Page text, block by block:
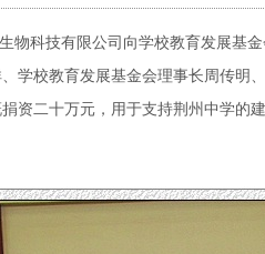
科技有限公司向学校教育发展基金
学校教育发展基金会理事长周传明
资二十万元，用于支持荆州中学的